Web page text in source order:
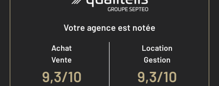
Votre agence est notée
Achat
Vente
9,3/10
Location
Gestion
9,3/10